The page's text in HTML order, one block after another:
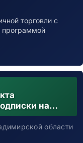
торговли с
программой
на
с
области